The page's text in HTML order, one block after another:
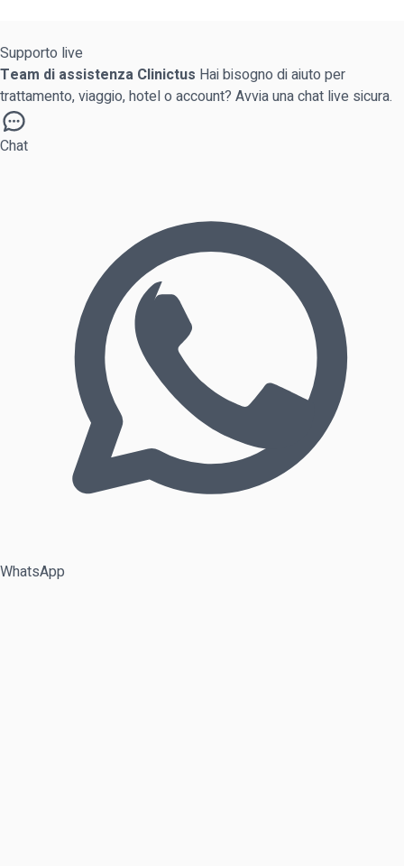
Supporto live
Team di assistenza Clinictus Hai bisogno di aiuto per
trattamento, viaggio, hotel o account? Avvia una chat live sicura.
Chat
WhatsApp